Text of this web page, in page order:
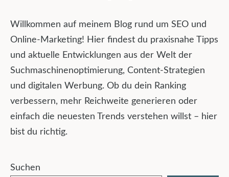
Willkommen auf meinem Blog rund um SEO und
Online-Marketing! Hier findest du praxisnahe Tipps
und aktuelle Entwicklungen aus der Welt der
Suchmaschinenoptimierung, Content-Strategien
und digitalen Werbung. Ob du dein Ranking
verbessern, mehr Reichweite generieren oder
einfach die neuesten Trends verstehen willst – hier
bist du richtig.
Suchen